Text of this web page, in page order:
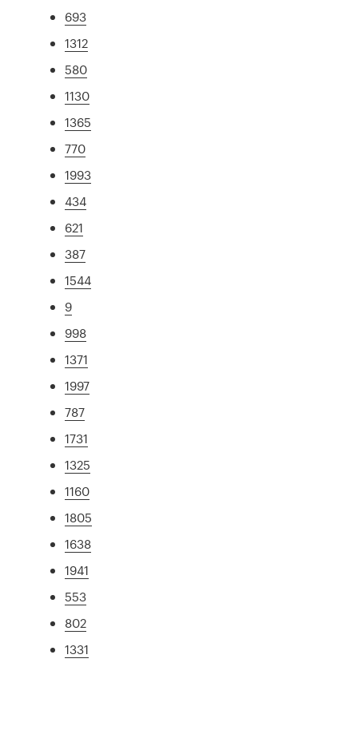
693
1312
580
1130
1365
770
1993
434
621
387
1544
9
998
1371
1997
787
1731
1325
1160
1805
1638
1941
553
802
1331